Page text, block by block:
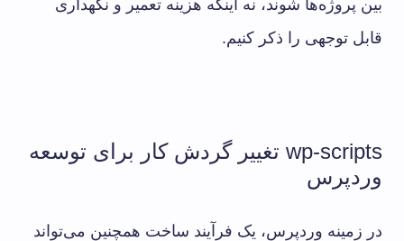
بین پروژه‌ها شوند، نه اینکه هزینه تعمیر و نگهداری
قابل توجهی را ذکر کنیم.
wp-scripts تغییر گردش کار برای توسعه
وردپرس
در زمینه وردپرس، یک فرآیند ساخت همچنین می‌تواند